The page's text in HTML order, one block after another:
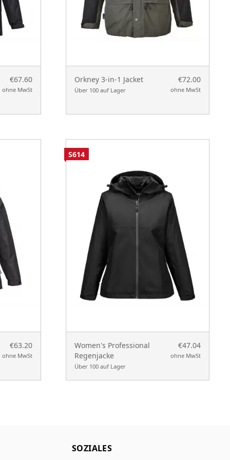
€67.60
ohne MwSt
Orkney 3-in-1 Jacket
Über 100 auf Lager
€72.00
ohne MwSt
€63.20
ohne MwSt
Women's Professional
Regenjacke
Über 100 auf Lager
€47.04
ohne MwSt
S614
SOZIALES